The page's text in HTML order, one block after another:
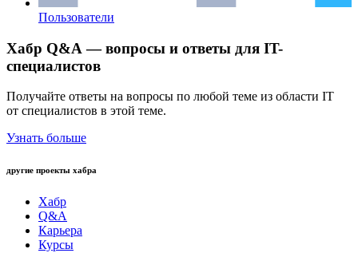
Пользователи
Хабр Q&A — вопросы и ответы для IT-
специалистов
Получайте ответы на вопросы по любой теме из области IT
от специалистов в этой теме.
Узнать больше
другие проекты хабра
Хабр
Q&A
Карьера
Курсы